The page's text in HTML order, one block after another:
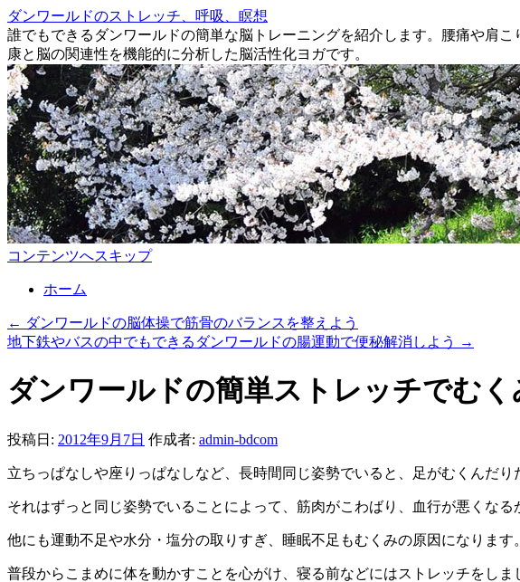
ダンワールドのストレッチ、呼吸、瞑想
誰でもできるダンワールドの簡単な脳トレーニングを紹介します。腰痛や肩
康と脳の関連性を機能的に分析した脳活性化ヨガです。
コンテンツへスキップ
ホーム
← ダンワールドの脳体操で筋骨のバランスを整えよう
地下鉄やバスの中でもできるダンワールドの腸運動で便秘解消しよう
→
ダンワールドの簡単ストレッチでむく
投稿日: 2012年9月7日 作成者: admin-bdcom
立ちっぱなしや座りっぱなしなど、長時間同じ姿勢でいると、足がむくんだり
それはずっと同じ姿勢でいることによって、筋肉がこわばり、血行が悪くなる
他にも運動不足や水分・塩分の取りすぎ、睡眠不足もむくみの原因になります。
普段からこまめに体を動かすことを心がけ、寝る前などにはストレッチをしま